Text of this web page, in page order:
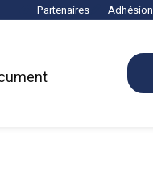
Partenaires Adhésion